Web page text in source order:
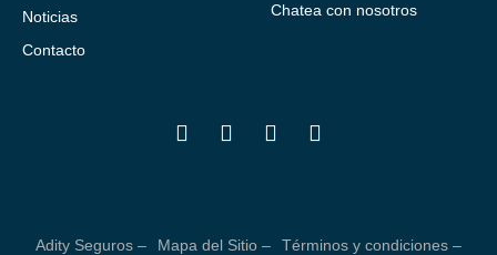
Noticias
Contacto
Chatea con nosotros
Adity Seguros – Mapa del Sitio –
Términos y condiciones –